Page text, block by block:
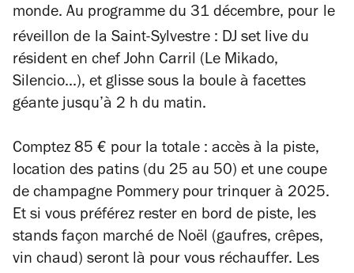
monde. Au programme du 31 décembre, pour le
réveillon de la Saint-Sylvestre : DJ set live du
résident en chef John Carril (Le Mikado,
Silencio...), et glisse sous la boule à facettes
géante jusqu’à 2 h du matin.
Comptez 85 € pour la totale : accès à la piste,
location des patins (du 25 au 50) et une coupe
de champagne Pommerypour trinquer à 2025.
Et si vous préférez rester en bord de piste, les
stands façon marché de Noël (gaufres, crêpes,
vin chaud) seront là pour vous réchauffer. Les